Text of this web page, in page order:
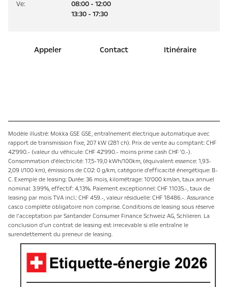
Ve:
08:00 - 12:00
13:30 - 17:30
Appeler Contact Itinéraire
Modèle illustré: Mokka GSE GSE, entraînement électrique automatique avec
rapport de transmission fixe, 207 kW (281 ch). Prix de vente au comptant: CHF
42'990.- (valeur du véhicule: CHF 42'990.- moins prime cash CHF '0.-).
Consommation d'électricité: 17,5-19,0 kWh/100km, (équivalent essence: 1,93-
2,09 l/100 km), émissions de CO2: 0 g/km, catégorie d'efficacité énergétique: B-
C. Exemple de leasing: Durée: 36 mois, kilométrage: 10'000 km/an, taux annuel
nominal: 3.99%, effectif: 4,13%. Paiement exceptionnel: CHF 11035.-, taux de
leasing par mois TVA incl.: CHF 459.-, valeur résiduelle: CHF 18486.-. Assurance
casco complète obligatoire non comprise. Conditions de leasing sous réserve
de l’acceptation par Santander Consumer Finance Schweiz AG, Schlieren. La
conclusion d’un contrat de leasing est irrecevable si elle entraîne le
surendettement du preneur de leasing.